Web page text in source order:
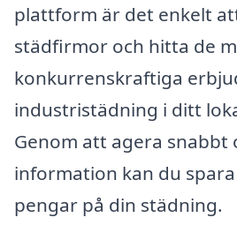
plattform är det enkelt
städfirmor och hitta de
konkurrenskraftiga
industristädning i ditt
Genom att agera snabbt
information kan du
pengar på din städning.